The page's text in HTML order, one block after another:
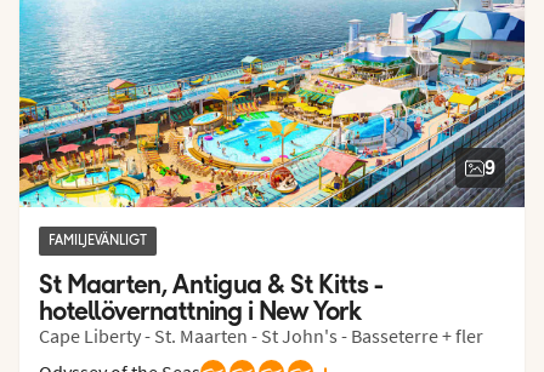
9
FAMILJEVÄNLIGT
St Maarten, Antigua & St Kitts -
hotellövernattning i New York
Cape Liberty - St. Maarten - St John's - Basseterre + fler